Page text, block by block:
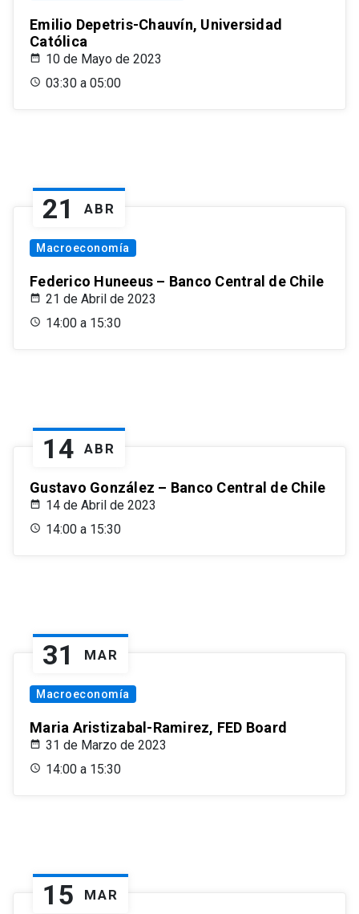
Emilio Depetris-Chauvín, Universidad
Católica
10 de Mayo de 2023
03:30 a 05:00
21 ABR
Macroeconomía
Federico Huneeus – Banco Central de Chile
21 de Abril de 2023
14:00 a 15:30
14 ABR
Gustavo González – Banco Central de Chile
14 de Abril de 2023
14:00 a 15:30
31 MAR
Macroeconomía
Maria Aristizabal-Ramirez, FED Board
31 de Marzo de 2023
14:00 a 15:30
15 MAR